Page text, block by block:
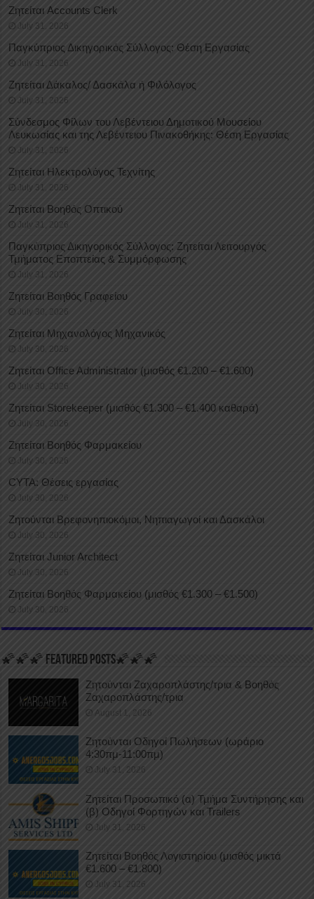
Ζητείται Accounts Clerk
July 31, 2026
Παγκύπριος Δικηγορικός Σύλλογος: Θέση Εργασίας
July 31, 2026
Ζητείται Δάκαλος/ Δασκάλα ή Φιλόλογος
July 31, 2026
Σύνδεσμος Φίλων του Λεβέντειου Δημοτικού Μουσείου
Λευκωσίας και της Λεβέντειου Πινακοθήκης: Θέση Εργασίας
July 31, 2026
Ζητείται Ηλεκτρολόγος Τεχνίτης
July 31, 2026
Ζητείται Βοηθός Οπτικού
July 31, 2026
Παγκύπριος Δικηγορικός Σύλλογος: Ζητείται Λειτουργός
Τμήματος Εποπτείας & Συμμόρφωσης
July 31, 2026
Ζητείται Βοηθός Γραφείου
July 30, 2026
Ζητείται Μηχανολόγος Μηχανικός
July 30, 2026
Ζητείται Office Administrator (μισθός €1.200 – €1.600)
July 30, 2026
Ζητείται Storekeeper (μισθός €1.300 – €1.400 καθαρά)
July 30, 2026
Ζητείται Βοηθός Φαρμακείου
July 30, 2026
CYTA: Θέσεις εργασίας
July 30, 2026
Ζητούνται Βρεφονηπιοκόμοι, Νηπιαγωγοί και Δασκάλοι
July 30, 2026
Ζητείται Junior Architect
July 30, 2026
Ζητείται Βοηθός Φαρμακείου (μισθός €1.300 – €1.500)
July 30, 2026
🌠🌠🌠 FEATURED POSTS🌠🌠🌠
Ζητούνται Ζαχαροπλάστης/τρια & Βοηθός
Ζαχαροπλάστης/τρια
August 1, 2026
Ζητούνται Οδηγοί Πωλήσεων (ωράριο
4:30πμ-11:00πμ)
July 31, 2026
Ζητείται Προσωπικό (α) Τμήμα Συντήρησης και
(β) Οδηγοί Φορτηγών και Trailers
July 31, 2026
Ζητείται Βοηθός Λογιστηρίου (μισθός μικτά
€1.600 – €1.800)
July 31, 2026